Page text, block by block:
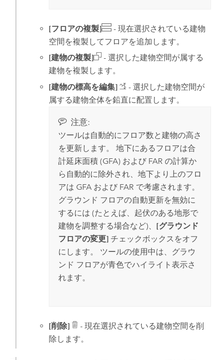
[フロアの複製]
- 現在選択されている建物
空間を複製してフロアを追加します。
[建物の複製]
- 選択した建物空間が属する
建物を複製します。
[建物の標高を編集]
- 選択した建物空間が
属する建物全体を鉛直に配置します。
注意:
ツールは自動的にフロア数と建物の高さ
を更新します。 地下にあるフロアは合
計延床面積 (GFA) および FAR の計算か
ら自動的に除外され、地下より上のフロ
アは GFA および FAR で考慮されます。
グラウンド フロアの自動更新を無効に
するには (たとえば、起伏のある地形で
建物を調整する場合など)、 [グラウンド
フロアの変更]チェックボックスをオフ
にします。 ツールの使用中は、グラウ
ンド フロアが青色でハイライト表示さ
れます。
[削除]
- 現在選択されている建物空間を削
除します。